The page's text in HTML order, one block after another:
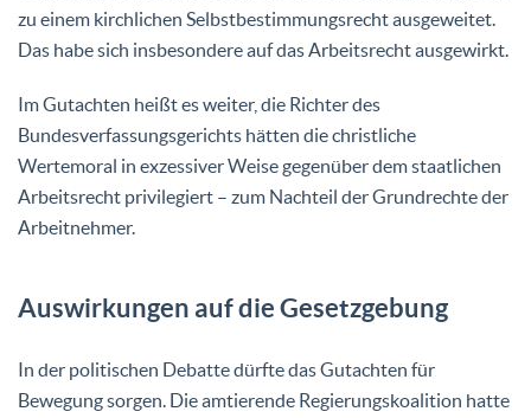
zu einem kirchlichen Selbstbestimmungsrecht ausgeweitet.
Das habe sich insbesondere auf das Arbeitsrecht ausgewirkt.
Im Gutachten heißt es weiter, die Richter des
Bundesverfassungsgerichts hätten die christliche
Wertemoral in exzessiver Weise gegenüber dem staatlichen
Arbeitsrecht privilegiert – zum Nachteil der Grundrechte der
Arbeitnehmer.
Auswirkungen auf die Gesetzgebung
In der politischen Debatte dürfte das Gutachten für
Bewegung sorgen. Die amtierende Regierungskoalition hatte